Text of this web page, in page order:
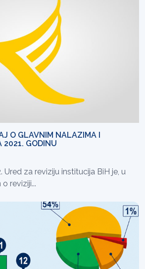
O GLAVNIM NALAZIMA I
2021. GODINU
Ured za reviziju institucija BiH je, u
reviziji...